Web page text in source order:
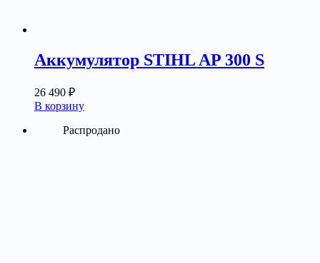
Аккумулятор STIHL AP 300 S
26 490 ₽
В корзину
Распродано